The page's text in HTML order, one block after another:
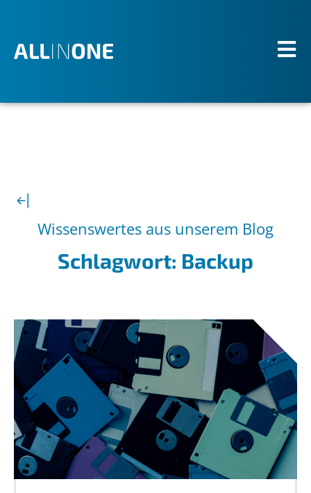
Wissenswertes aus unserem Blog
Schlagwort: Backup